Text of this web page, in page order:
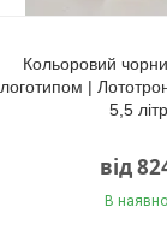
Кольоровий
логотипом |
5,5
від
В